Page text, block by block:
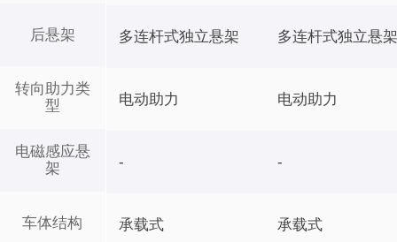
后悬架
转向助力类
型
电磁感应悬
架
车体结构
多连杆式独立悬架 多连杆式独立悬
电动助力 电动助力
- -
承载式 承载式